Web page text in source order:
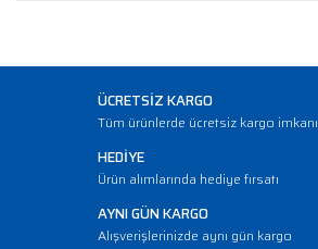
ÜCRETSİZ KARGO
Tüm ürünlerde ücretsiz kargo imkanı
HEDİYE
Ürün alımlarında hediye fırsatı
AYNI GÜN KARGO
Alışverişlerinizde aynı gün kargo